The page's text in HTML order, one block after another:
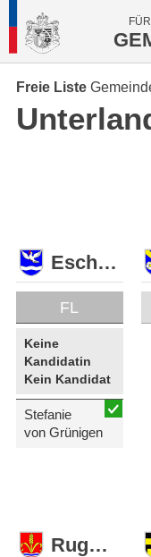
Freie Liste
Eschen
FL
Keine
Kandidatin
Kein Kandidat
Stefanie
von Grünigen
Ruggell